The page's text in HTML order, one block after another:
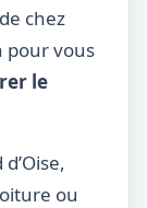
chez
pour vous
le
ou